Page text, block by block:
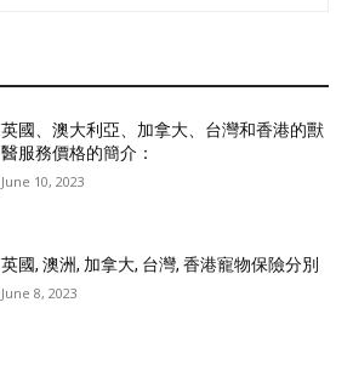
英國、澳大利亞、加拿大、台灣和香港的獸
醫服務價格的簡介：
June 10, 2023
英國, 澳洲, 加拿大, 台灣, 香港寵物保險分別
June 8, 2023